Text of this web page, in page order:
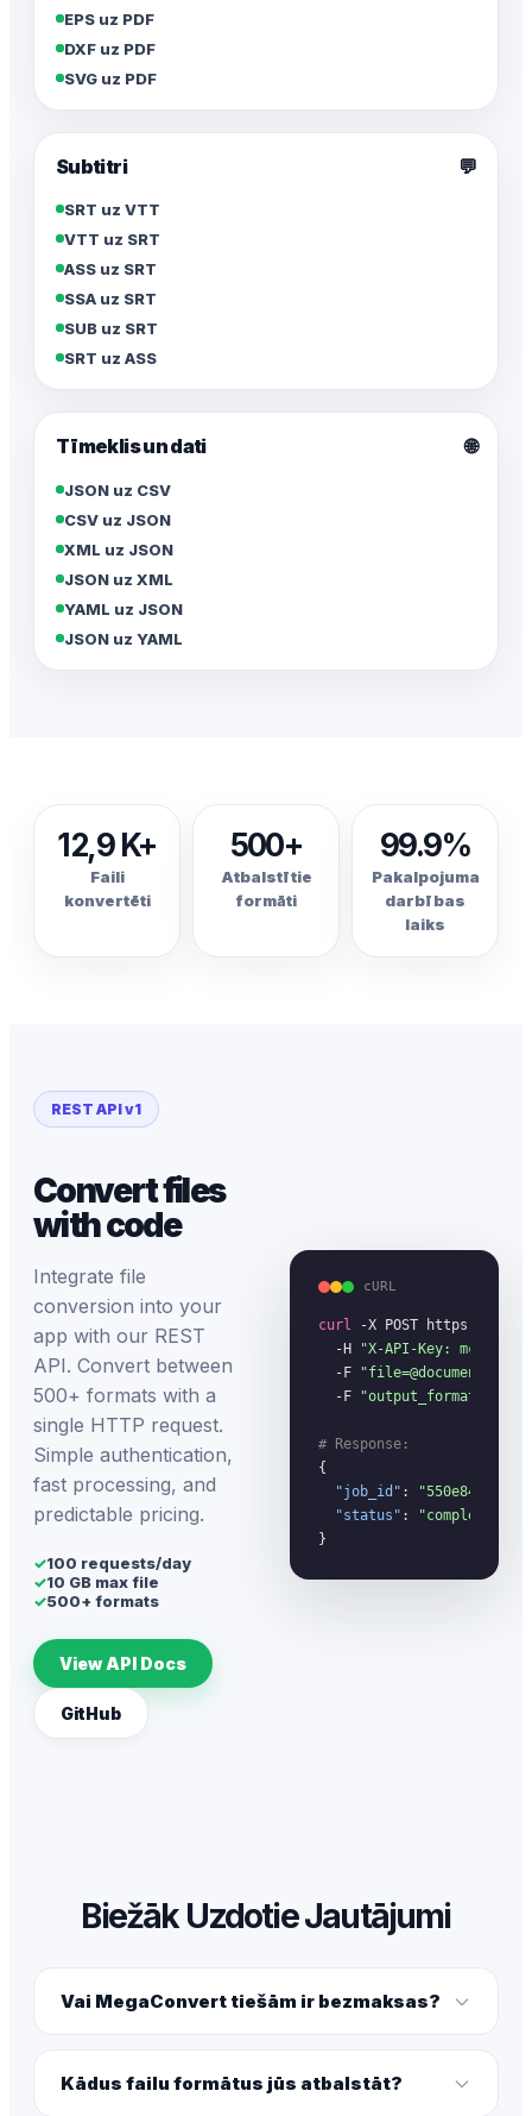
EPS uz PDF
DXF uz PDF
SVG uz PDF
Subtitri 💬
SRT uz VTT
VTT uz SRT
ASS uz SRT
SSA uz SRT
SUB uz SRT
SRT uz ASS
Tīmeklis un dati 🌐
JSON uz CSV
CSV uz JSON
XML uz JSON
JSON uz XML
YAML uz JSON
JSON uz YAML
12,9 K+
Faili
konvertēti
500+
Atbalstītie
formāti
99.9%
Pakalpojuma
darbības
laiks
REST API v1
Convert files
with code
Integrate file
conversion into your
app with our REST
API. Convert between
500+ formats with a
single HTTP request.
Simple authentication,
fast processing, and
predictable pricing.
✓100 requests/day
✓10 GB max file
✓500+ formats
View API Docs
GitHub
cURL
curl -X POST https://
  -H
"X-API-Key:
  -F
"file=@document.pdf"
  -F
"output_format=docx"
# Response:
{
"job_id" :
"550e8400-
"status" :
"completed"
}
Biežāk Uzdotie Jautājumi
Vai MegaConvert tiešām ir bezmaksas?
Kādus failu formātus jūs atbalstāt?